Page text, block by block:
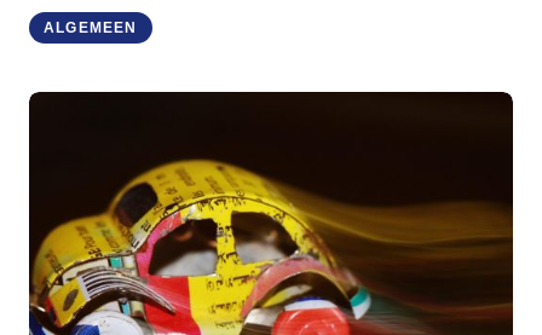
ALGEMEEN